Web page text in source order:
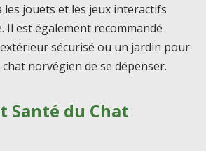
les jouets et les jeux interactifs
Il est également recommandé
extérieur sécurisé ou un jardin pour
norvégien de se dépenser.
Santé du Chat